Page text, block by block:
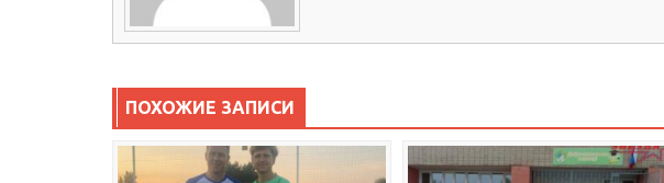
ПОХОЖИЕ ЗАПИСИ